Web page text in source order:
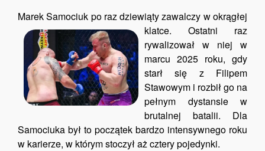
Marek Samociuk po raz dziewiąty zawalczy w okrągłej
klatce. Ostatni raz
rywalizował w niej w
marcu 2025 roku, gdy
starł się z Filipem
Stawowym i rozbił go na
pełnym dystansie w
brutalnej batalii. Dla
Samociuka był to początek bardzo intensywnego roku
w karierze, w którym stoczył aż cztery pojedynki.